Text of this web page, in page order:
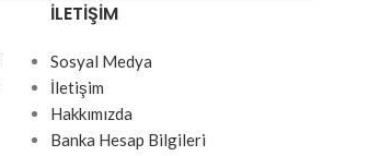
İLETIŞIM
Sosyal Medya
İletişim
Hakkımızda
Banka Hesap Bilgileri